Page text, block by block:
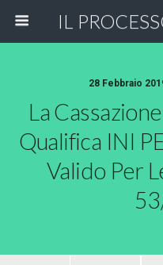
IL
28 Febbraio
La
Qualifica INI
Valido Per